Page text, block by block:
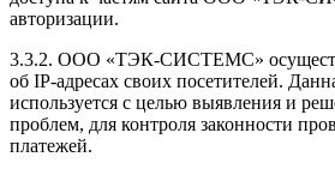
авторизации.
3.3.2. ООО «ТЭК-СИСТЕМС»
об IP-адресах своих посетителей.
используется с целью выявления и
проблем, для контроля законности
платежей.